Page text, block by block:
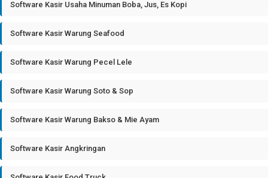
Software Kasir Usaha Minuman Boba, Jus, Es Kopi
Software Kasir Warung Seafood
Software Kasir Warung Pecel Lele
Software Kasir Warung Soto & Sop
Software Kasir Warung Bakso & Mie Ayam
Software Kasir Angkringan